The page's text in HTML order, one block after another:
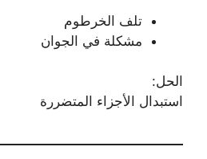
تلف الخرطوم
مشكلة في الجوان
الحل:
استبدال الأجزاء المتضررة